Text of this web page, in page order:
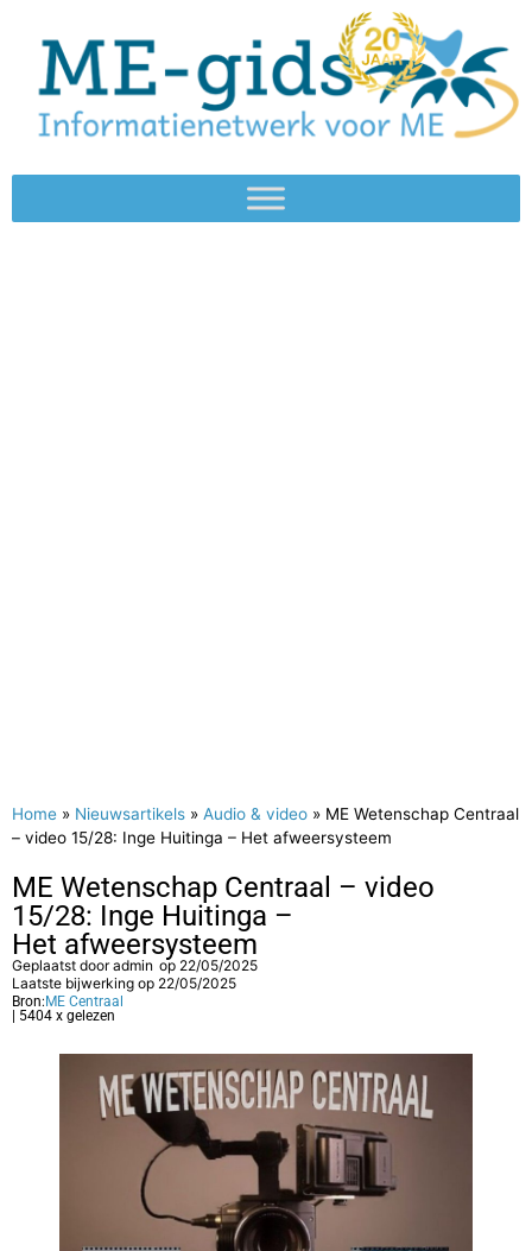
Home » Nieuwsartikels » Audio & video » ME Wetenschap Centraal
– video 15/28: Inge Huitinga – Het afweersysteem
ME Wetenschap Centraal – video
15/28: Inge Huitinga –
Het afweersysteem
Geplaatst dooradmin op 22/05/2025
Laatste bijwerking op 22/05/2025
Bron: ME Centraal
| 5404 x gelezen